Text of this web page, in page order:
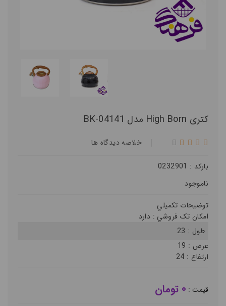
کتری High Born مدل BK-04141
خلاصه ديدگاه ها
بارکد : 0232901
ناموجود
توضيحات تکميلي
امکان تک فروشي : دارد
طول :
عرض :
ارتفاع :
قيمت : 0 تومان